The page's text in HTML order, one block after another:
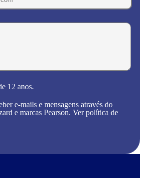
12 anos.
e-mails e mensagens através do
e marcas Pearson. Ver política de